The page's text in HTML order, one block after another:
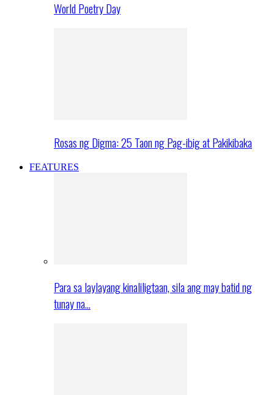
World Poetry Day
Rosas ng Digma: 25 Taon ng Pag-ibig at Pakikibaka
FEATURES
Para sa laylayang kinaliligtaan, sila ang may batid ng
tunay na…